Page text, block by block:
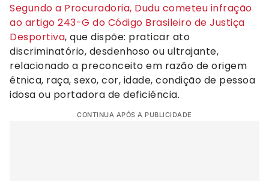
Segundo a Procuradoria, Dudu cometeu infração
ao artigo 243-G do Código Brasileiro de Justiça
Desportiva, que dispõe: praticar ato
discriminatório, desdenhoso ou ultrajante,
relacionado a preconceito em razão de origem
étnica, raça, sexo, cor, idade, condição de pessoa
idosa ou portadora de deficiência.
CONTINUA APÓS A PUBLICIDADE